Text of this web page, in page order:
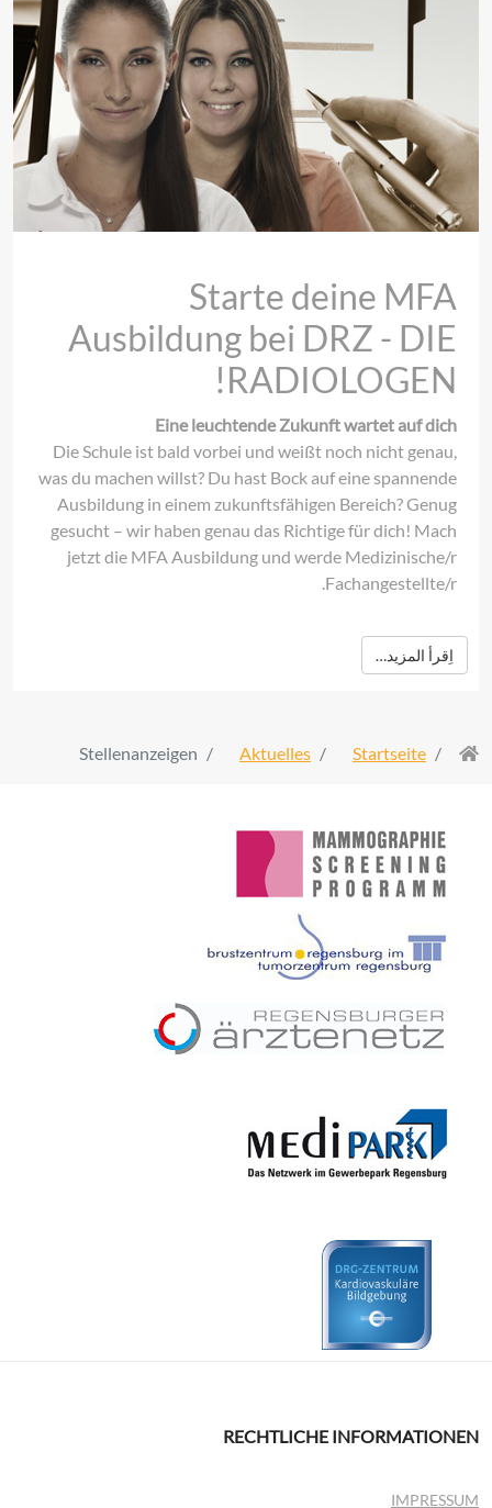
Starte deine MFA
Ausbildung bei DRZ - DIE
RADIOLOGEN!
Eine leuchtende Zukunft wartet auf dich
Die Schule ist bald vorbei und weißt noch nicht genau,
was du machen willst? Du hast Bock auf eine spannende
Ausbildung in einem zukunftsfähigen Bereich? Genug
gesucht – wir haben genau das Richtige für dich! Mach
jetzt die MFA Ausbildung und werde Medizinische/r
Fachangestellte/r.
اِقرأ المزيد…
Startseite
Aktuelles
Stellenanzeigen
RECHTLICHE INFORMATIONEN
IMPRESSUM